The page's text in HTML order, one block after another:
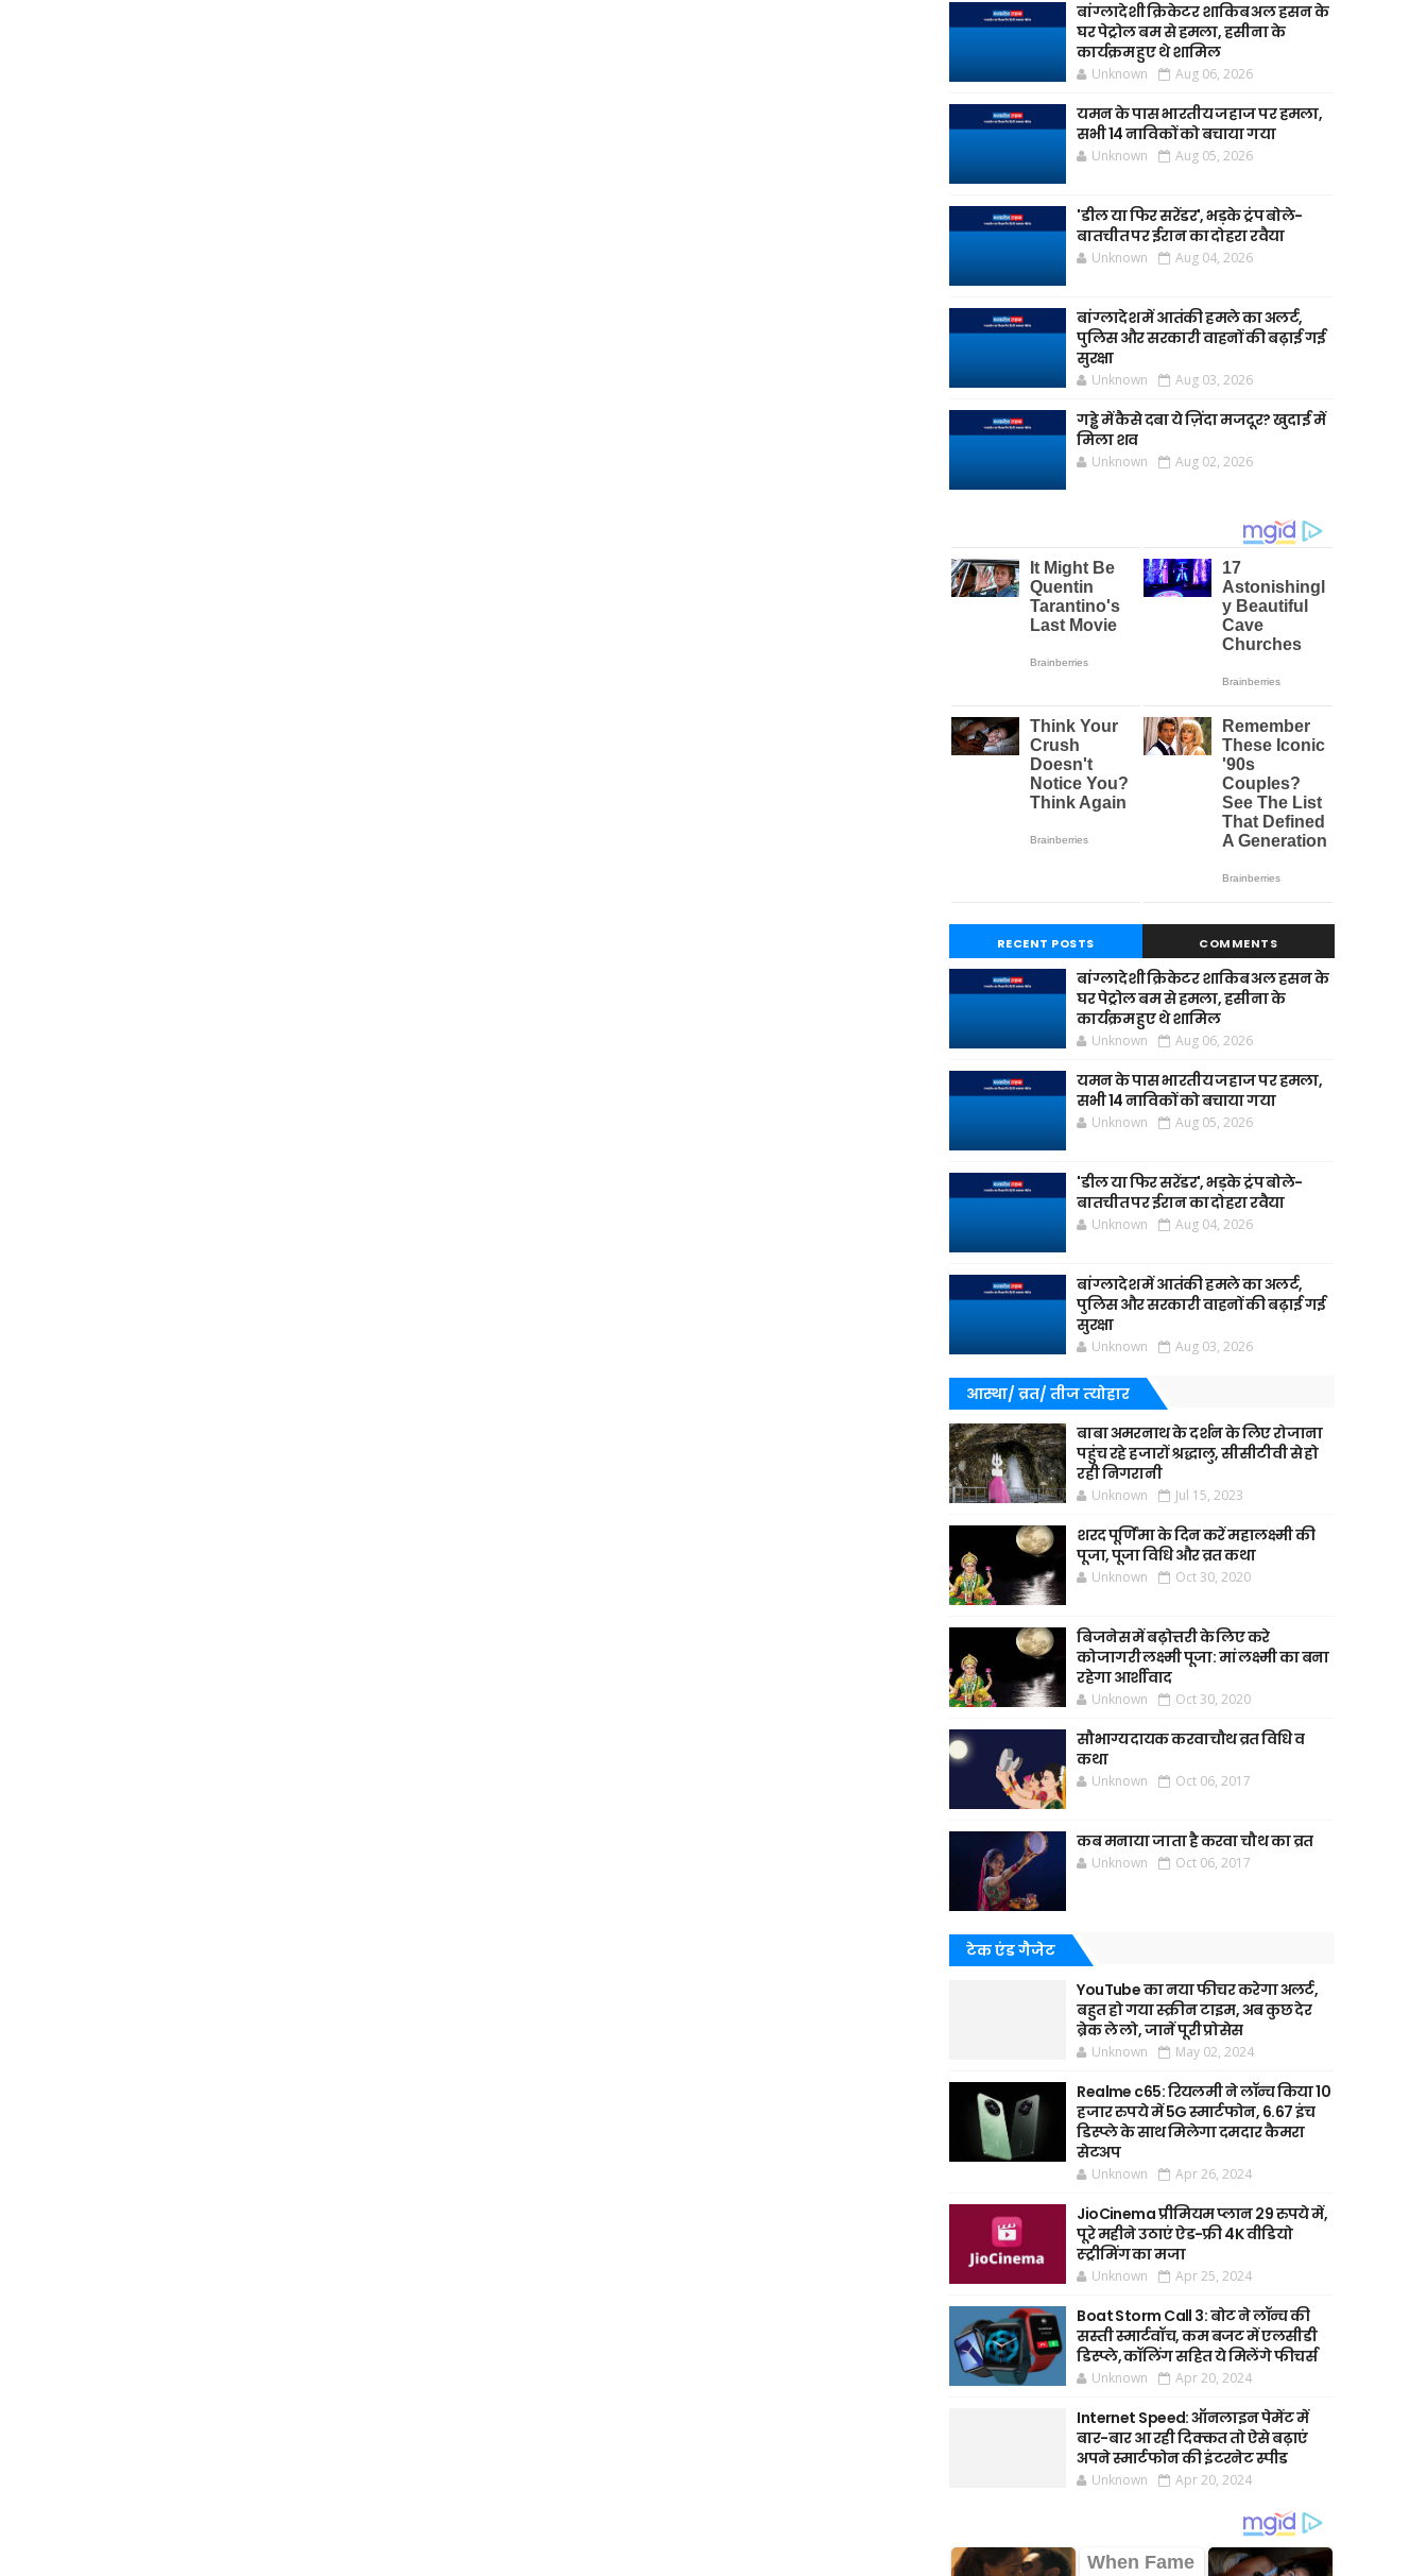
बांग्लादेशी क्रिकेटर शाकिब अल हसन के
घर पेट्रोल बम से हमला, हसीना के
कार्यक्रम हुए थे शामिल
Unknown Aug 06, 2026
यमन के पास भारतीय जहाज पर हमला,
सभी 14 नाविकों को बचाया गया
Unknown Aug 05, 2026
'डील या फिर सरेंडर', भड़के ट्रंप बोले-
बातचीत पर ईरान का दोहरा रवैया
Unknown Aug 04, 2026
बांग्लादेश में आतंकी हमले का अलर्ट,
पुलिस और सरकारी वाहनों की बढ़ाई गई
सुरक्षा
Unknown Aug 03, 2026
गड्ढे में कैसे दबा ये ज़िंदा मजदूर? खुदाई में
मिला शव
Unknown Aug 02, 2026
RECENT POSTS COMMENTS
बांग्लादेशी क्रिकेटर शाकिब अल हसन के
घर पेट्रोल बम से हमला, हसीना के
कार्यक्रम हुए थे शामिल
Unknown Aug 06, 2026
यमन के पास भारतीय जहाज पर हमला,
सभी 14 नाविकों को बचाया गया
Unknown Aug 05, 2026
'डील या फिर सरेंडर', भड़के ट्रंप बोले-
बातचीत पर ईरान का दोहरा रवैया
Unknown Aug 04, 2026
बांग्लादेश में आतंकी हमले का अलर्ट,
पुलिस और सरकारी वाहनों की बढ़ाई गई
सुरक्षा
Unknown Aug 03, 2026
आस्था/ व्रत/ तीज त्‍योहार
बाबा अमरनाथ के दर्शन के लिए रोजाना
पहुंच रहे हजारों श्रद्धालु, सीसीटीवी से हो
रही निगरानी
Unknown Jul 15, 2023
शरद पूर्णिमा के दिन करें महालक्ष्मी की
पूजा, पूजा विधि और व्रत कथा
Unknown Oct 30, 2020
बिजनेस में बढ़ोत्तरी के लिए करे
कोजागरी लक्ष्मी पूजा: मां लक्ष्मी का बना
रहेगा आर्शीवाद
Unknown Oct 30, 2020
सौभाग्यदायक करवाचौथ व्रत विधि व
कथा
Unknown Oct 06, 2017
कब मनाया जाता है करवा चौथ का व्रत
Unknown Oct 06, 2017
टेक एंड गैजेट
YouTube का नया फीचर करेगा अलर्ट,
बहुत हो गया स्क्रीन टाइम, अब कुछ देर
ब्रेक ले लो, जानें पूरी प्रोसेस
Unknown May 02, 2024
Realme c65: रियलमी ने लॉन्च किया 10
हजार रुपये में 5G स्मार्टफोन, 6.67 इंच
डिस्प्ले के साथ मिलेगा दमदार कैमरा
सेटअप
Unknown Apr 26, 2024
JioCinema प्रीमियम प्लान 29 रुपये में,
पूरे महीने उठाएं ऐड-फ्री 4K वीडियो
स्ट्रीमिंग का मजा
Unknown Apr 25, 2024
Boat Storm Call 3: बोट ने लॉन्च की
सस्ती स्मार्टवॉच, कम बजट में एलसीडी
डिस्प्ले, कॉलिंग सहित ये मिलेंगे फीचर्स
Unknown Apr 20, 2024
Internet Speed: ऑनलाइन पेमेंट में
बार-बार आ रही दिक्कत तो ऐसे बढ़ाएं
अपने स्मार्टफोन की इंटरनेट स्पीड
Unknown Apr 20, 2024